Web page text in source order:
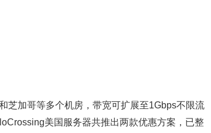
芝加哥等多个机房，带宽可扩展至1Gbps不限流
美国服务器共推出两款优惠方案，已整